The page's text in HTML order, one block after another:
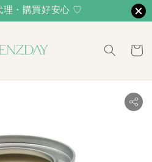
理・購買好安心 ♡